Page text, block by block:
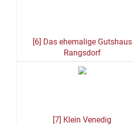
[6] Das ehemalige Gutshaus
Rangsdorf
[7] Klein Venedig